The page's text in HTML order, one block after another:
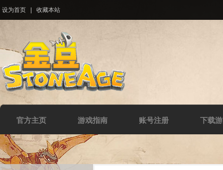
设为首页 收藏本站
官方主页 游戏指南 账号注册 下载